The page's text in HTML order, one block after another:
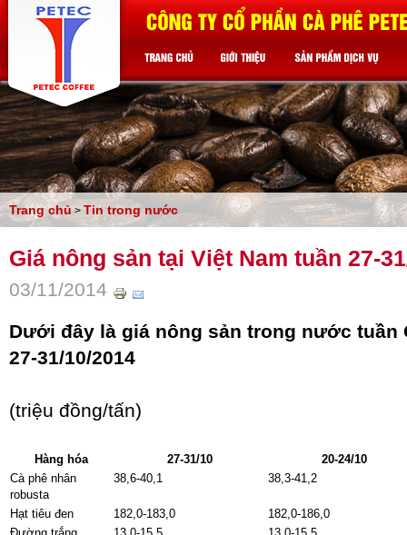
Trang chủ> Tin trong nước
Giá nông sản tại Việt Nam tuần 27-
03/11/2014
Dưới đây là giá nông sản trong nước tuần
27-31/10/2014
(triệu đồng/tấn)
Hàng hóa 27-31/10
20-24/10
Cà phê nhân
robusta
38,6-40,1 38,3-41,2
Hạt tiêu đen 182,0-183,0
182,0-186,0